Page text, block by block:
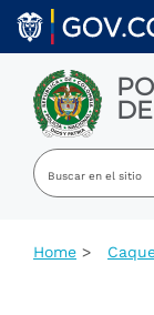
Welcome
All
Accessibility
screen
reader.
Skip to main content
Home